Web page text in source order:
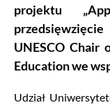
projektu
UNESCO Chair
Education we
Udział